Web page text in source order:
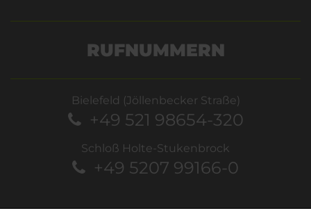
RUFNUMMERN
Bielefeld (Jöllenbecker Straße)
+49 521 98654-320
Schloß Holte-Stukenbrock
+49 5207 99166-0